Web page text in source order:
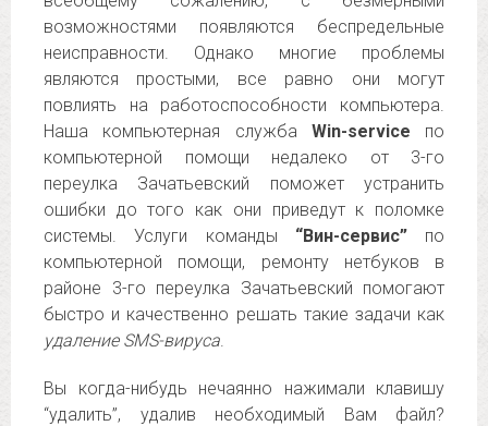
возможностями появляются беспредельные
неисправности. Однако многие проблемы
являются простыми, все равно они могут
повлиять на работоспособности компьютера.
Наша компьютерная служба Win-service по
компьютерной помощи недалеко от 3-го
переулка Зачатьевский поможет устранить
ошибки до того как они приведут к поломке
системы. Услуги команды “Вин-сервис”по
компьютерной помощи, ремонту нетбуков в
районе 3-го переулка Зачатьевский помогают
быстро и качественно решать такие задачи как
удаление SMS-вируса.
Вы когда-нибудь нечаянно нажимали клавишу
“удалить”, удалив необходимый Вам файл?